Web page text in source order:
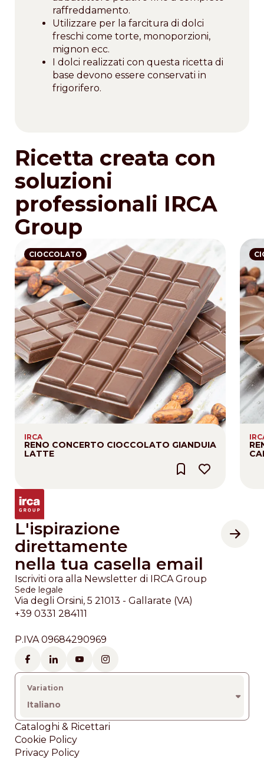
raffreddamento.
Utilizzare per la farcitura di dolci
freschi come torte, monoporzioni,
mignon ecc.
I dolci realizzati con questa ricetta di
base devono essere conservati in
frigorifero.
Ricetta creata con
soluzioni
professionali IRCA
Group
CIOCCOLATO
IRCA
RENO CONCERTO CIOCCOLATO GIANDUIA
LATTE
L'ispirazione
direttamente
nella tua casella email
Iscriviti ora alla Newsletter di IRCA Group
Sede legale
Via degli Orsini, 5 21013 - Gallarate (VA)
+39 0331 284111
P.IVA 09684290969
Italiano
Footer
Cataloghi & Ricettari
Cookie Policy
Privacy Policy